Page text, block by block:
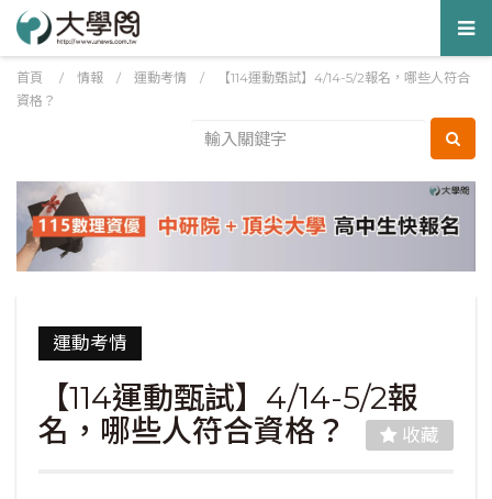
首頁 / 情報 / 運動考情 /
【114運動甄試】4/14-5/2報名，哪些人符合
資格？
運動考情
【114運動甄試】4/14-5/2報
名，哪些人符合資格？
收藏